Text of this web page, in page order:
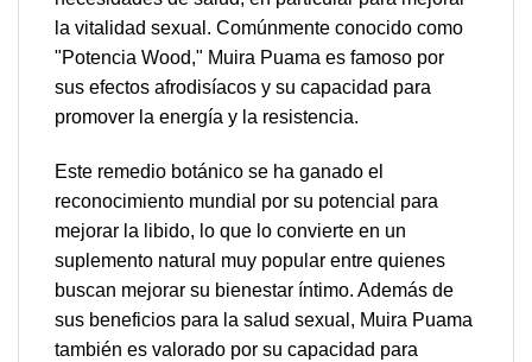
la vitalidad sexual. Comúnmente conocido como
"Potencia Wood," Muira Puama es famoso por
sus efectos afrodisíacos y su capacidad para
promover la energía y la resistencia.
Este remedio botánico se ha ganado el
reconocimiento mundial por su potencial para
mejorar la libido, lo que lo convierte en un
suplemento natural muy popular entre quienes
buscan mejorar su bienestar íntimo. Además de
sus beneficios para la salud sexual, Muira Puama
también es valorado por su capacidad para